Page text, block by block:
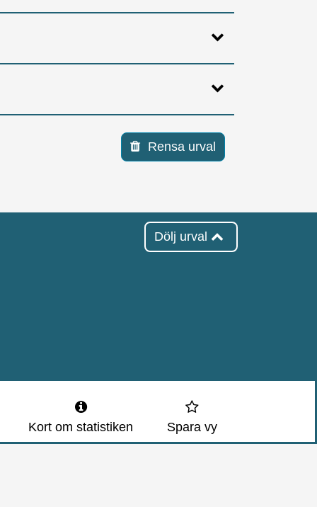
Rensa urval
Dölj urval
Kort om statistiken Spara vy